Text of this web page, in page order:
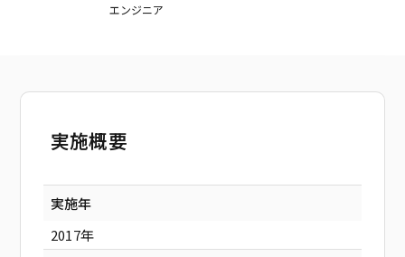
エンジニア
実施概要
実施年
2017年